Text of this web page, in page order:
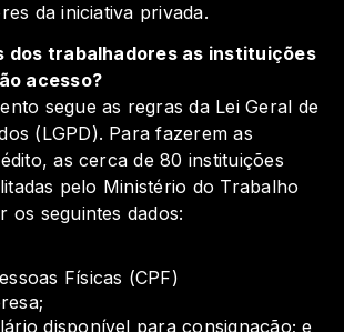
da iniciativa privada.
dos trabalhadores as instituições
acesso?
segue as regras da Lei Geral de
(LGPD). Para fazerem as
as cerca de 80 instituições
pelo Ministério do Trabalho
os seguintes dados:
Físicas (CPF)
disponível para consignação; e